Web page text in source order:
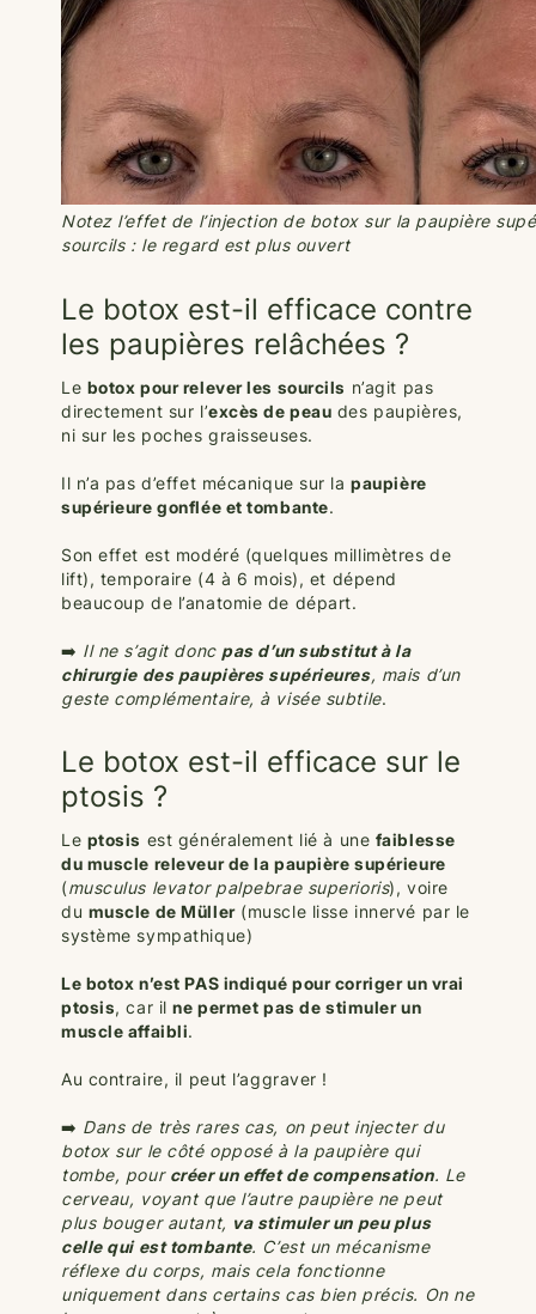
Notez l’effet de l’injection de botox sur la paupière
sourcils : le regard est plus ouvert
Le botox est-il efficace contre
les paupières relâchées ?
Le botox pour relever les sourcils n’agit pas
directement sur l’excès de peau des paupières,
ni sur les poches graisseuses.
Il n’a pas d’effet mécanique sur lapaupière
supérieure gonflée et tombante.
Son effet est modéré (quelques millimètres de
lift), temporaire (4 à 6 mois), et dépend
beaucoup de l’anatomie de départ.
➡️ Il ne s’agit donc pas d’un substitut à la
chirurgie des paupières supérieures, mais d’un
geste complémentaire, à visée subtile.
Le botox est-il efficace sur le
ptosis ?
Le ptosis est généralement lié à une faiblesse
du muscle releveur de la paupière supérieure
(musculus levator palpebrae superioris), voire
du muscle de Müller(muscle lisse innervé par le
système sympathique)
Le botox n’est PAS indiqué pour corriger un vrai
ptosis, car ilne permet pas de stimuler un
muscle affaibli.
Au contraire, il peut l’aggraver !
➡️ Dans de très rares cas, on peut injecter du
botox sur le côté opposé à la paupière qui
tombe, pour créer un effet de compensation. Le
cerveau, voyant que l’autre paupière ne peut
plus bouger autant, va stimuler un peu plus
celle qui est tombante. C’est un mécanisme
réflexe du corps, mais cela fonctionne
uniquement dans certains cas bien précis. On ne